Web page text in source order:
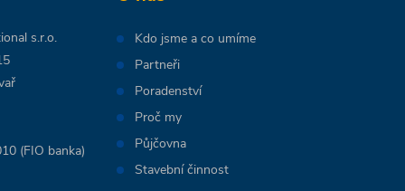
s.r.o.
(FIO banka)
Kdo jsme a co umíme
Partneři
Poradenství
Proč my
Půjčovna
Stavební činnost